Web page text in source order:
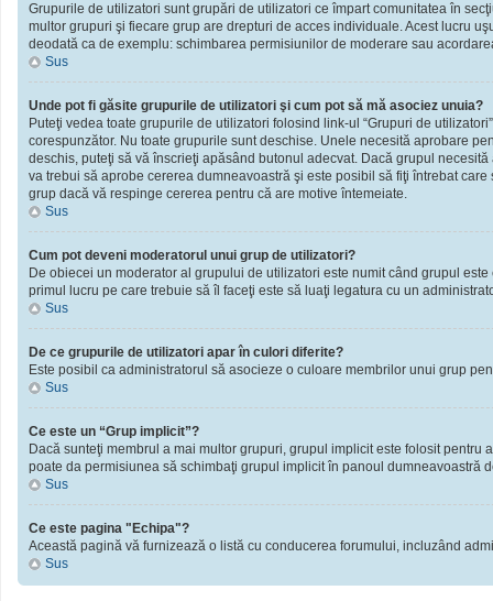
Grupurile de utilizatori sunt grupări de utilizatori ce împart comunitatea în
multor grupuri şi fiecare grup are drepturi de acces individuale. Acest lucru
deodată ca de exemplu: schimbarea permisiunilor de moderare sau
Sus
Unde pot fi găsite grupurile de utilizatori şi cum pot să mă asociez unuia?
Puteţi vedea toate grupurile de utilizatori folosind link-ul “Grupuri de
corespunzător. Nu toate grupurile sunt deschise. Unele necesită aprobare
deschis, puteţi să vă înscrieţi apăsând butonul adecvat. Dacă grupul
va trebui să aprobe cererea dumneavoastră şi este posibil să fiţi întrebat
grup dacă vă respinge cererea pentru că are motive întemeiate.
Sus
Cum pot deveni moderatorul unui grup de utilizatori?
De obiecei un moderator al grupului de utilizatori este numit când grupul
primul lucru pe care trebuie să îl faceţi este să luaţi legatura cu un
Sus
De ce grupurile de utilizatori apar în culori diferite?
Este posibil ca administratorul să asocieze o culoare membrilor unui grup
Sus
Ce este un “Grup implicit”?
Dacă sunteţi membrul a mai multor grupuri, grupul implicit este folosit
poate da permisiunea să schimbaţi grupul implicit în panoul dumneavoastră
Sus
Ce este pagina "Echipa"?
Această pagină vă furnizează o listă cu conducerea forumului, incluzând
Sus